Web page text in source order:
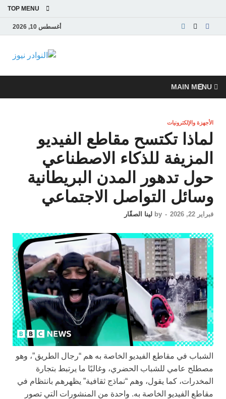
TOP MENU
أغسطس 10, 2026
النوادر
نيوز
مستقل ينقل آخر
MAIN MENU
الأجهزة والإلكترونيات
لماذا تكتسح مقاطع الفيديو
المزيفة للذكاء الاصطناعي
حول تدهور المدن البريطانية
وسائل التواصل الاجتماعي
فبراير 22, 2026 -
by لينا الصقّار
الشباب في مقاطع الفيديو الخاصة به هم “رجال الطريق”، وهو
مصطلح عامي للشباب الحضري، وغالبًا ما يرتبط بتجارة
المخدرات، كما يقول، وهم “نماذج ثقافية” يظهرهم بانتظام في
مقاطع الفيديو الخاصة به. واحدة من المنشورات التي تصور